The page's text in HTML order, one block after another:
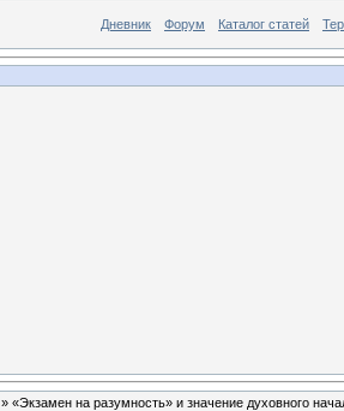
Дневник Форум Каталог статей
» «Экзамен на разумность» и значение духовного